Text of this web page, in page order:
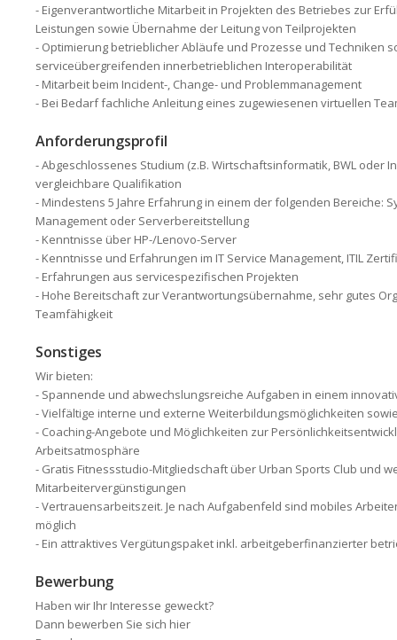
- Eigenverantwortliche Mitarbeit in Projekten des Betriebes zur
Leistungen sowie Übernahme der Leitung von Teilprojekten
- Optimierung betrieblicher Abläufe und Prozesse und Techniken
serviceübergreifenden innerbetrieblichen Interoperabilität
- Mitarbeit beim Incident-, Change- und Problemmanagement
- Bei Bedarf fachliche Anleitung eines zugewiesenen virtuellen
Anforderungsprofil
- Abgeschlossenes Studium (z.B. Wirtschaftsinformatik, BWL oder
vergleichbare Qualifikation
- Mindestens 5 Jahre Erfahrung in einem der folgenden Bereiche:
Management oder Serverbereitstellung
- Kenntnisse über HP-/Lenovo-Server
- Kenntnisse und Erfahrungen im IT Service Management, ITIL
- Erfahrungen aus servicespezifischen Projekten
- Hohe Bereitschaft zur Verantwortungsübernahme, sehr gutes
Teamfähigkeit
Sonstiges
Wir bieten:
- Spannende und abwechslungsreiche Aufgaben in einem
- Vielfältige interne und externe Weiterbildungsmöglichkeiten
- Coaching-Angebote und Möglichkeiten zur
Arbeitsatmosphäre
- Gratis Fitnessstudio-Mitgliedschaft über Urban Sports Club und
Mitarbeitervergünstigungen
- Vertrauensarbeitszeit. Je nach Aufgabenfeld sind mobiles
möglich
- Ein attraktives Vergütungspaket inkl. arbeitgeberfinanzierter
Bewerbung
Haben wir Ihr Interesse geweckt?
Dann bewerben Sie sich hier